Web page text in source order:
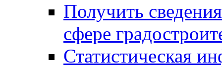
Получить
сфере
Статистическая